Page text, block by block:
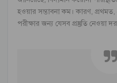
হওয়ার সম্ভাবনা কম। কারণ, প্রথমত,
পরীক্ষার জন্য যেসব প্রস্তুতি নেওয়া